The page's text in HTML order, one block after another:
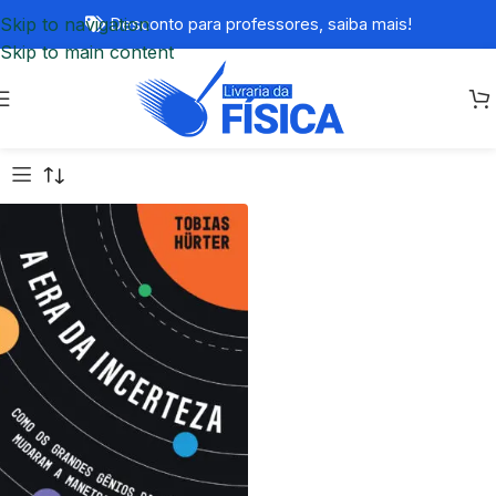
Skip to navigation
Skip to main content
Desconto para professores, saiba mais!